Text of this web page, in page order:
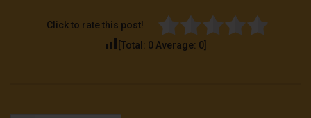
Click to rate this post!
[Total: 0 Average: 0